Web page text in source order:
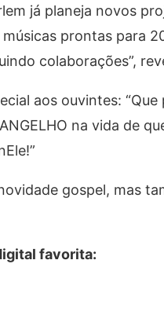
já planeja novos
prontas para
colaborações”,
aos ouvintes:
na vida de
gospel, mas
favorita: